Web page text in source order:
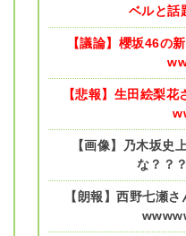
ベルと
【議論】櫻坂46の
【悲報】生田絵梨
【画像】乃木坂史
な？？
【朗報】西野七瀬